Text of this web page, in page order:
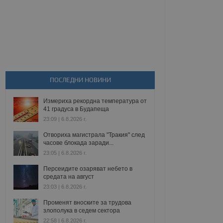
ПОСЛЕДНИ НОВИНИ
Измериха рекордна температура от
41 градуса в Будапеща
23:09 | 6.8.2026 г.
Отвориха магистрала "Тракия" след
часове блокада заради...
23:05 | 6.8.2026 г.
Персеидите озаряват небето в
средата на август
23:03 | 6.8.2026 г.
Променят вноските за трудова
злополука в седем сектора
22:58 | 6.8.2026 г.